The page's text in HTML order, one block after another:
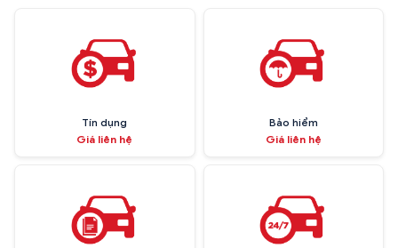
Tín dụng
Giá liên hệ
Bảo hiểm
Giá liên hệ